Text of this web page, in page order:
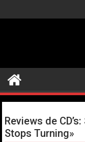
al
Reviews de
Stops Turning»